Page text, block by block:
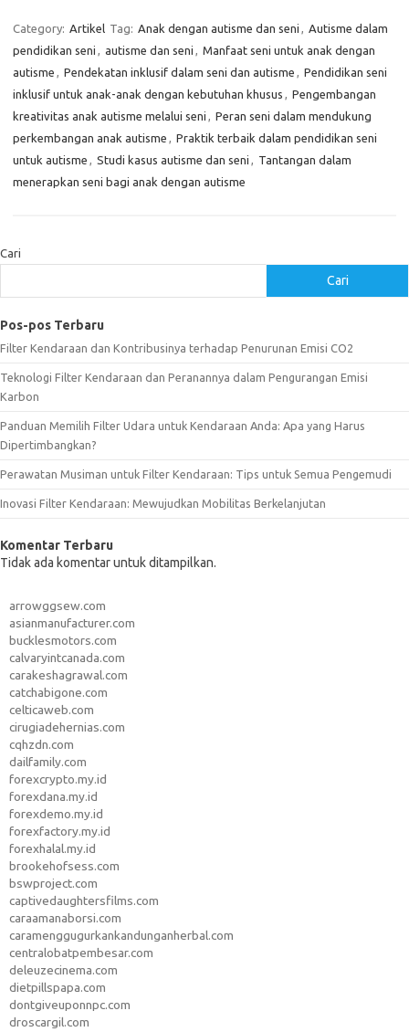
Category: Artikel Tag: Anak dengan autisme dan seni , Autisme dalam
pendidikan seni , autisme dan seni , Manfaat seni untuk anak dengan
autisme , Pendekatan inklusif dalam seni dan autisme , Pendidikan seni
inklusif untuk anak-anak dengan kebutuhan khusus , Pengembangan
kreativitas anak autisme melalui seni , Peran seni dalam mendukung
perkembangan anak autisme , Praktik terbaik dalam pendidikan seni
untuk autisme , Studi kasus autisme dan seni , Tantangan dalam
menerapkan seni bagi anak dengan autisme
Cari
Cari
Pos-pos Terbaru
Filter Kendaraan dan Kontribusinya terhadap Penurunan Emisi CO2
Teknologi Filter Kendaraan dan Peranannya dalam Pengurangan Emisi
Karbon
Panduan Memilih Filter Udara untuk Kendaraan Anda: Apa yang Harus
Dipertimbangkan?
Perawatan Musiman untuk Filter Kendaraan: Tips untuk Semua Pengemudi
Inovasi Filter Kendaraan: Mewujudkan Mobilitas Berkelanjutan
Komentar Terbaru
Tidak ada komentar untuk ditampilkan.
arrowggsew.com
asianmanufacturer.com
bucklesmotors.com
calvaryintcanada.com
carakeshagrawal.com
catchabigone.com
celticaweb.com
cirugiadehernias.com
cqhzdn.com
dailfamily.com
forexcrypto.my.id
forexdana.my.id
forexdemo.my.id
forexfactory.my.id
forexhalal.my.id
brookehofsess.com
bswproject.com
captivedaughtersfilms.com
caraamanaborsi.com
caramenggugurkankandunganherbal.com
centralobatpembesar.com
deleuzecinema.com
dietpillspapa.com
dontgiveuponnpc.com
droscargil.com